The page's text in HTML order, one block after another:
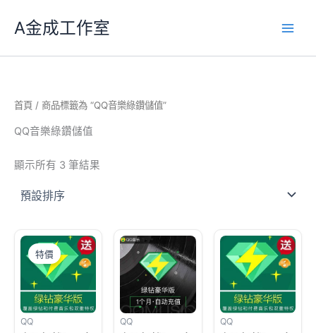
要
A金成工作室
首頁 / 商品標籤為 “QQ音樂綠鑽儲值”
QQ音樂綠鑽儲值
顯示所有 3 筆結果
🔥 已售出: 7047
特價
QQ
🔥 已售出:
QQ
🔥 已售出:
QQ